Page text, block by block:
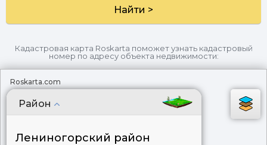
Найти >
Кадастровая карта Roskarta поможет узнать кадастровый
номер по адресу объекта недвижимости:
Roskarta.com
Район
Лениногорский район